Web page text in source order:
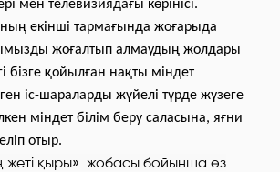
мен телевизиядағы көрінісі.
екінші тармағында жоғарыда
жоғалтып алмаудың жолдары
бізге қойылған нақты міндет
іс-шараларды жүйелі түрде жүзеге
міндет білім беру саласына, яғни
отыр.
жеті қыры» жобасы бойынша өз